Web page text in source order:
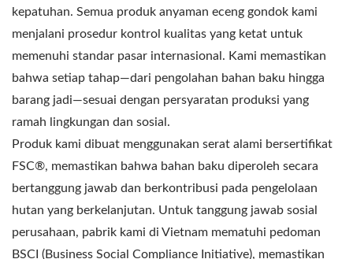
kepatuhan. Semua produk anyaman eceng gondok kami
menjalani prosedur kontrol kualitas yang ketat untuk
memenuhi standar pasar internasional. Kami memastikan
bahwa setiap tahap—dari pengolahan bahan baku hingga
barang jadi—sesuai dengan persyaratan produksi yang
ramah lingkungan dan sosial.
Produk kami dibuat menggunakan serat alami bersertifikat
FSC®, memastikan bahwa bahan baku diperoleh secara
bertanggung jawab dan berkontribusi pada pengelolaan
hutan yang berkelanjutan. Untuk tanggung jawab sosial
perusahaan, pabrik kami di Vietnam mematuhi pedoman
BSCI (Business Social Compliance Initiative), memastikan